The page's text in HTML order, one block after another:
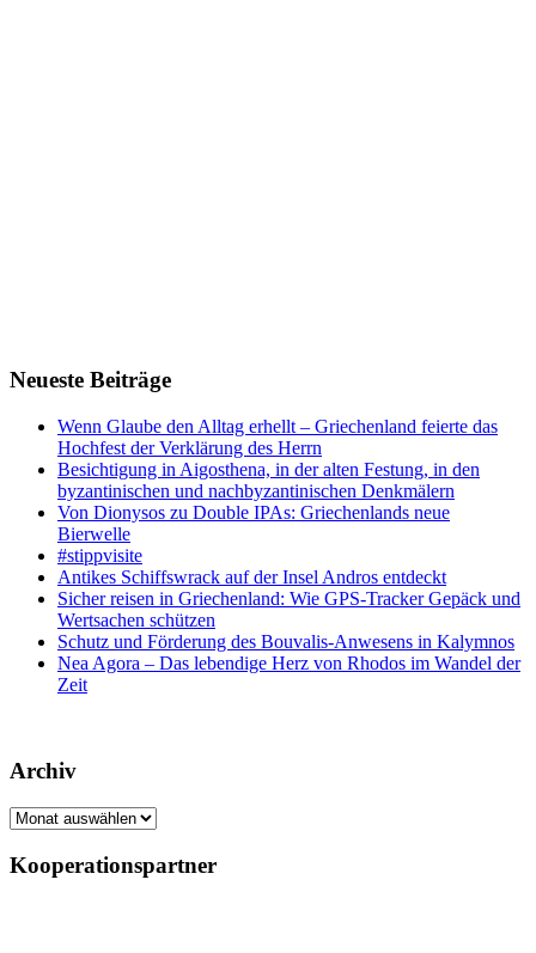
Neueste Beiträge
Wenn Glaube den Alltag erhellt – Griechenland feierte das
Hochfest der Verklärung des Herrn
Besichtigung in Aigosthena, in der alten Festung, in den
byzantinischen und nachbyzantinischen Denkmälern
Von Dionysos zu Double IPAs: Griechenlands neue
Bierwelle
#stippvisite
Antikes Schiffswrack auf der Insel Andros entdeckt
Sicher reisen in Griechenland: Wie GPS-Tracker Gepäck und
Wertsachen schützen
Schutz und Förderung des Bouvalis-Anwesens in Kalymnos
Nea Agora – Das lebendige Herz von Rhodos im Wandel der
Zeit
Archiv
Archiv
Kooperationspartner